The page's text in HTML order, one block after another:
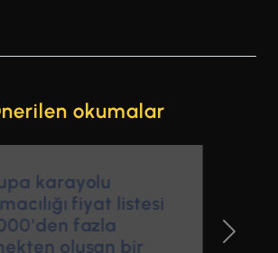
okumalar
fiyat listesi
fazla
oluşan bir
menüsü gibidir.
Next